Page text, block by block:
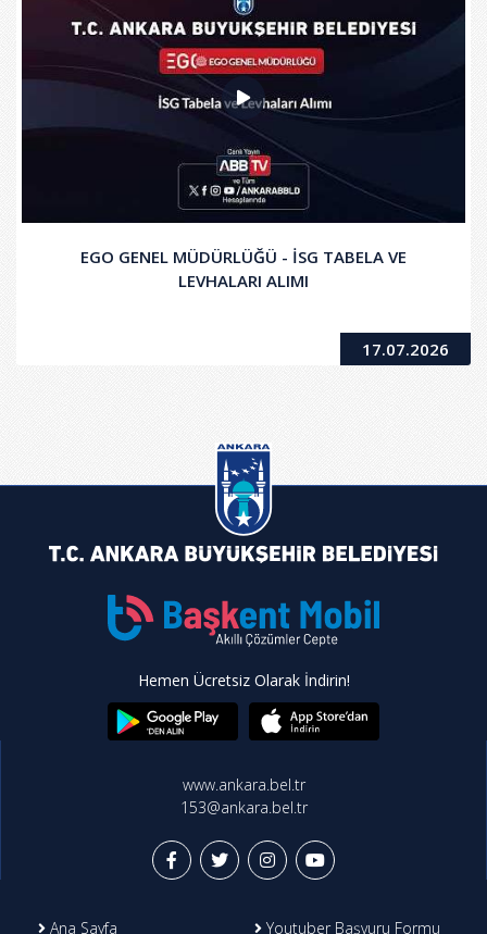
EGO GENEL MÜDÜRLÜĞÜ - İSG TABELA VE
LEVHALARI ALIMI
17.07.2026
Hemen Ücretsiz Olarak İndirin!
www.ankara.bel.tr
153@ankara.bel.tr
Ana Sayfa Youtuber Başvuru Formu